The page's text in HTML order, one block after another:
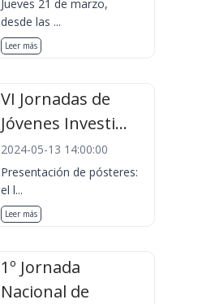
Jueves 21 de marzo,
desde las ...
Leer más
VI Jornadas de
Jóvenes Investi...
2024-05-13 14:00:00
Presentación de pósteres:
el l...
Leer más
1º Jornada
Nacional de